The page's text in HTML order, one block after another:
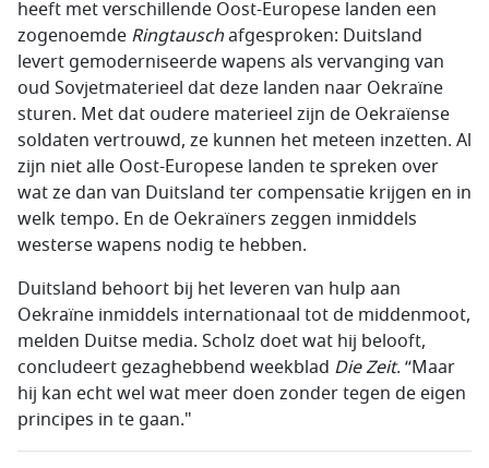
heeft met verschillende Oost-Europese landen een
zogenoemde Ringtauschafgesproken: Duitsland
levert gemoderniseerde wapens als vervanging van
oud Sovjetmaterieel dat deze landen naar Oekraïne
sturen. Met dat oudere materieel zijn de Oekraïense
soldaten vertrouwd, ze kunnen het meteen inzetten. Al
zijn niet alle Oost-Europese landen te spreken over
wat ze dan van Duitsland ter compensatie krijgen en in
welk tempo. En de Oekraïners zeggen inmiddels
westerse wapens nodig te hebben.
Duitsland behoort bij het leveren van hulp aan
Oekraïne inmiddels internationaal tot de middenmoot,
melden Duitse media. Scholz doet wat hij belooft,
concludeert gezaghebbend weekblad Die Zeit. “Maar
hij kan echt wel wat meer doen zonder tegen de eigen
principes in te gaan."